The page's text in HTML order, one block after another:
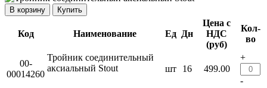
Купить
Код Наименование Ед Дн
Цена с
НДС
(руб)
Кол-
во
00-
00014260
Тройник соединительный
аксиальный Stout
шт 16 499.00
+
-